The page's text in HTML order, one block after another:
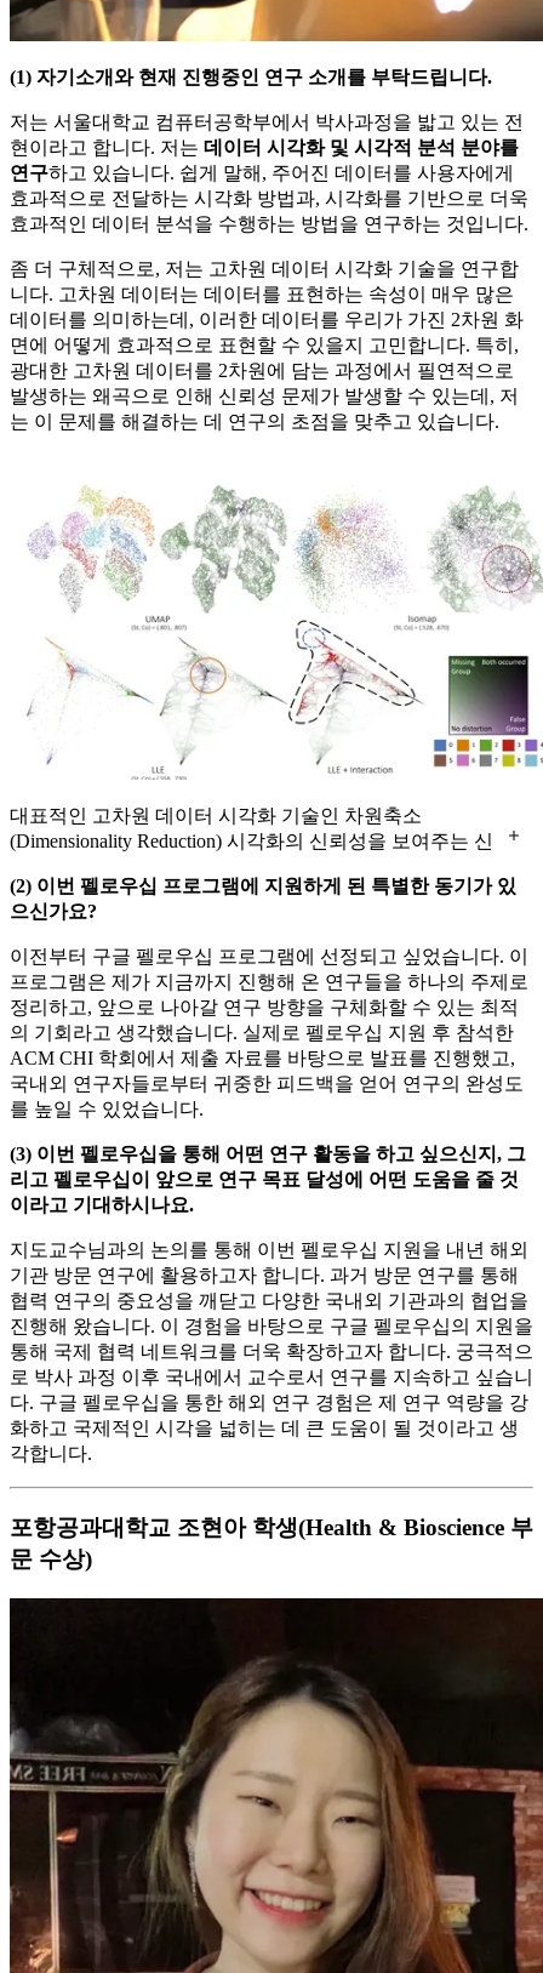
(1) 자기소개와 현재 진행중인 연구 소개를 부탁드립니다.
저는 서울대학교 컴퓨터공학부에서 박사과정을 밟고 있는 전
현이라고 합니다. 저는 데이터 시각화 및 시각적 분석 분야를
연구하고 있습니다. 쉽게 말해, 주어진 데이터를 사용자에게
효과적으로 전달하는 시각화 방법과, 시각화를 기반으로 더욱
효과적인 데이터 분석을 수행하는 방법을 연구하는 것입니다.
좀 더 구체적으로, 저는 고차원 데이터 시각화 기술을 연구합
니다. 고차원 데이터는 데이터를 표현하는 속성이 매우 많은
데이터를 의미하는데, 이러한 데이터를 우리가 가진 2차원 화
면에 어떻게 효과적으로 표현할 수 있을지 고민합니다. 특히,
광대한 고차원 데이터를 2차원에 담는 과정에서 필연적으로
발생하는 왜곡으로 인해 신뢰성 문제가 발생할 수 있는데, 저
는 이 문제를 해결하는 데 연구의 초점을 맞추고 있습니다.
대표적인 고차원 데이터 시각화 기술인 차원축소
(Dimensionality Reduction) 시각화의 신뢰성을 보여주는 신
출처: Jeon et al. Measuring and Explaining the Inter-Cluster
(Proc. VIS 2021)
(2) 이번 펠로우십 프로그램에 지원하게 된 특별한 동기가 있
으신가요?
이전부터 구글 펠로우십 프로그램에 선정되고 싶었습니다. 이
프로그램은 제가 지금까지 진행해 온 연구들을 하나의 주제로
정리하고, 앞으로 나아갈 연구 방향을 구체화할 수 있는 최적
의 기회라고 생각했습니다. 실제로 펠로우십 지원 후 참석한
ACM CHI 학회에서 제출 자료를 바탕으로 발표를 진행했고,
국내외 연구자들로부터 귀중한 피드백을 얻어 연구의 완성도
를 높일 수 있었습니다.
(3) 이번 펠로우십을 통해 어떤 연구 활동을 하고 싶으신지, 그
리고 펠로우십이 앞으로 연구 목표 달성에 어떤 도움을 줄 것
이라고 기대하시나요.
지도교수님과의 논의를 통해 이번 펠로우십 지원을 내년 해외
기관 방문 연구에 활용하고자 합니다. 과거 방문 연구를 통해
협력 연구의 중요성을 깨닫고 다양한 국내외 기관과의 협업을
진행해 왔습니다. 이 경험을 바탕으로 구글 펠로우십의 지원을
통해 국제 협력 네트워크를 더욱 확장하고자 합니다. 궁극적으
로 박사 과정 이후 국내에서 교수로서 연구를 지속하고 싶습니
다. 구글 펠로우십을 통한 해외 연구 경험은 제 연구 역량을 강
화하고 국제적인 시각을 넓히는 데 큰 도움이 될 것이라고 생
각합니다.
포항공과대학교 조현아 학생(Health & Bioscience 부
문 수상)